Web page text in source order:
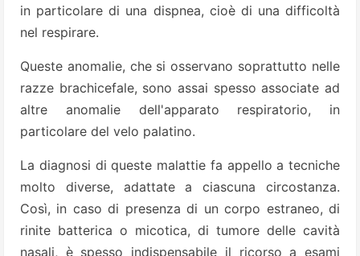
in particolare di una dispnea, cioè di una difficoltà
nel respirare.
Queste anomalie, che si osservano soprattutto nelle
razze brachicefale, sono assai spesso associate ad
altre anomalie dell'apparato respiratorio, in
particolare del velo palatino.
La diagnosi di queste malattie fa appello a tecniche
molto diverse, adattate a ciascuna circostanza.
Così, in caso di presenza di un corpo estraneo, di
rinite batterica o micotica, di tumore delle cavità
nasali, è spesso indispensabile il ricorso a esami